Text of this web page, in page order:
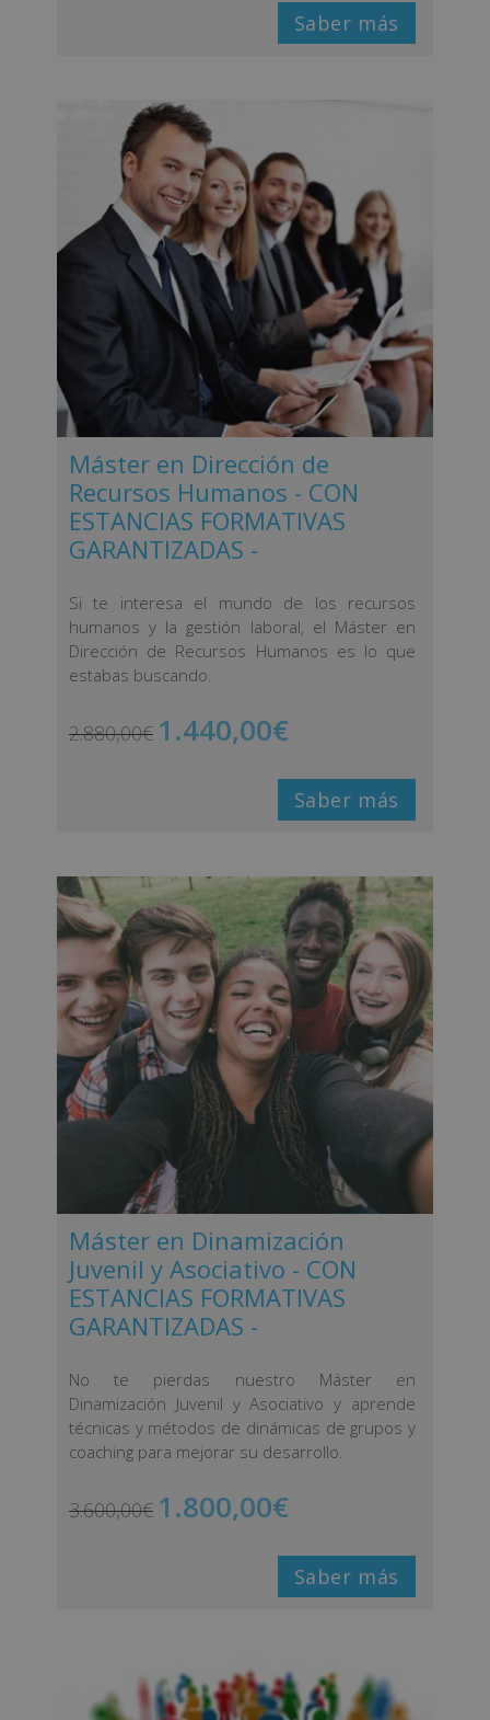
Saber más
Máster en Dirección de
Recursos Humanos - CON
ESTANCIAS FORMATIVAS
GARANTIZADAS -
Si te interesa el mundo de los recursos
humanos y la gestión laboral, el Máster en
Dirección de Recursos Humanos es lo que
estabas buscando.
2.880,00€ 1.440,00€
Saber más
Máster en Dinamización
Juvenil y Asociativo - CON
ESTANCIAS FORMATIVAS
GARANTIZADAS -
No te pierdas nuestro Máster en
Dinamización Juvenil y Asociativo y aprende
técnicas y métodos de dinámicas de grupos y
coaching para mejorar su desarrollo.
3.600,00€ 1.800,00€
Saber más